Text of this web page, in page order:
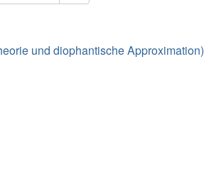
und diophantische Approximation)